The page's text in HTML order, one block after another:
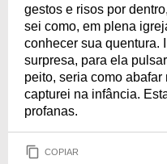
gestos e risos por
sei como, em plena
conhecer sua quentura.
surpresa, para ela
peito, seria como
capturei na infância.
profanas.
COPIAR